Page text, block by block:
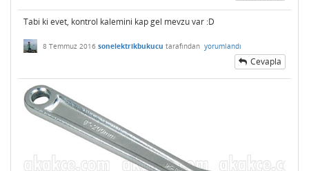
Tabi ki evet, kontrol kalemini kap gel mevzu var :D
8 Temmuz 2016 sonelektrikbukucu tarafından yorumlandı
Cevapla